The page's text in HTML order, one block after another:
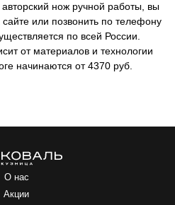
нож ручной работы, вы
или позвонить по телефону
по всей России.
от материалов и технологии
начинаются от 4370 руб.
О нас
Акции